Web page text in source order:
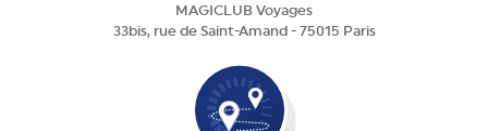
MAGICLUB Voyages
33bis, rue de Saint-Amand - 75015 Paris